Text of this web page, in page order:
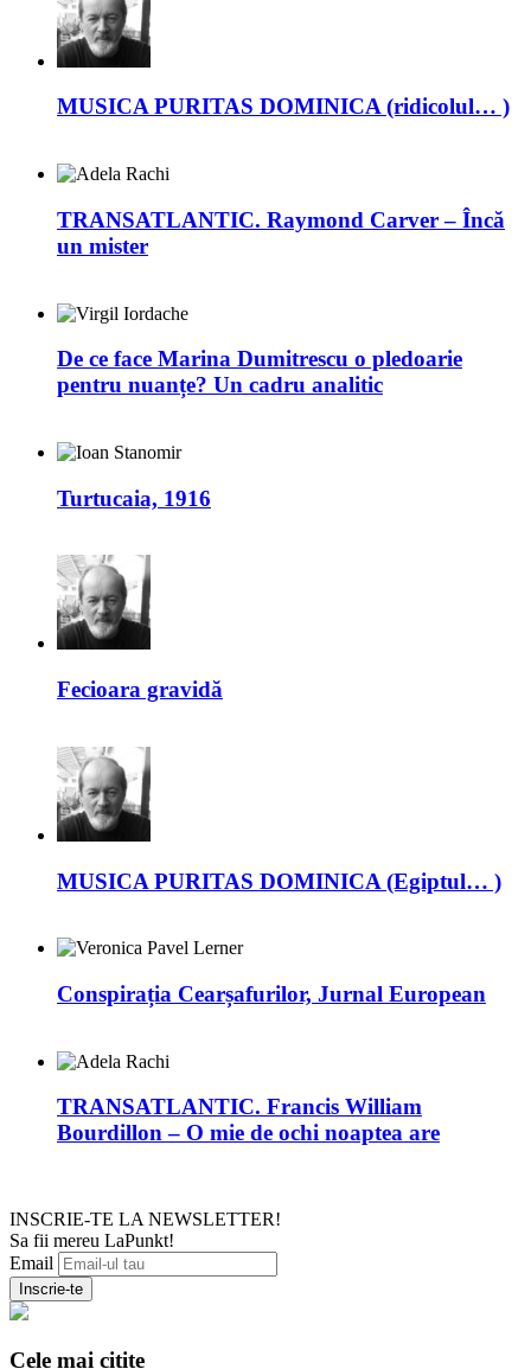
MUSICA PURITAS DOMINICA (ridicolul… )
TRANSATLANTIC. Raymond Carver – Încă
un mister
De ce face Marina Dumitrescu o pledoarie
pentru nuanțe? Un cadru analitic
Turtucaia, 1916
Fecioara gravidă
MUSICA PURITAS DOMINICA (Egiptul… )
Conspirația Cearșafurilor, Jurnal European
TRANSATLANTIC. Francis William
Bourdillon – O mie de ochi noaptea are
INSCRIE-TE LA NEWSLETTER!
Sa fii mereu LaPunkt!
Email
Cele mai citite